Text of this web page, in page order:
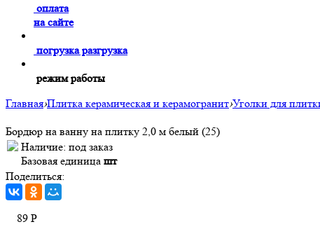
оплата
на сайте
погрузка разгрузка
режим работы
Главная›Плитка керамическая и керамогранит›Уголки для
Бордюр на ванну на плитку 2,0 м белый (25)
Наличие: под заказ
Базовая единица шт
Поделиться:
89 Р